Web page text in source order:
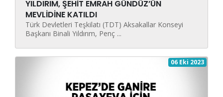
YILDIRIM, ŞEHİT EMRAH GÜNDÜZ’ÜN
MEVLİDİNE KATILDI
Türk Devletleri Teşkilatı (TDT) Aksakallar Konseyi
Başkanı Binali Yıldırım, Penç ...
06 Eki 2023